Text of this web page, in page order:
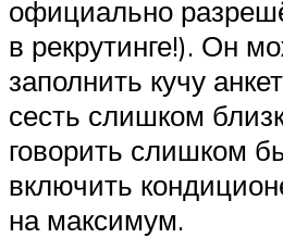
официально
в рекрутинге!). Он
заполнить кучу
сесть слишком
говорить слишком
включить
на максимум.